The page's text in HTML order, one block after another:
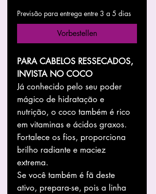
Previsão para entrega entre 3 a 5 dias
Vorbestellen
PARA CABELOS RESSECADOS,
INVISTA NO COCO
Já conhecido pelo seu poder
mágico de hidratação e
nutrição, o coco também é rico
em vitaminas e ácidos graxos.
Fortalece os fios, proporciona
brilho radiante e maciez
extrema.
Se você também é fã deste
ativo, prepara-se, pois a linha